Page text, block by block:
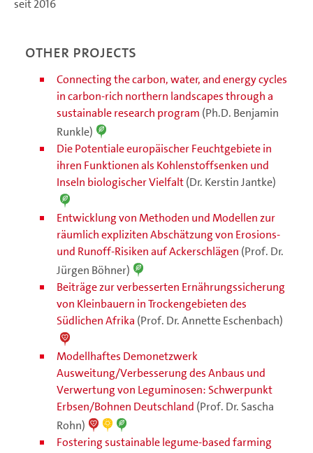
seit 2016
Other projects
Connecting the carbon, water, and energy cycles
in carbon-rich northern landscapes through a
sustainable research program (Ph.D. Benjamin
Runkle)
Die Potentiale europäischer Feuchtgebiete in
ihren Funktionen als Kohlenstoffsenken und
Inseln biologischer Vielfalt(Dr. Kerstin Jantke)
Entwicklung von Methoden und Modellen zur
räumlich expliziten Abschätzung von Erosions-
und Runoff-Risiken auf Ackerschlägen (Prof. Dr.
Jürgen Böhner)
Beiträge zur verbesserten Ernährungssicherung
von Kleinbauern in Trockengebieten des
Südlichen Afrika (Prof. Dr. Annette Eschenbach)
Modellhaftes Demonetzwerk
Ausweitung/Verbesserung des Anbaus und
Verwertung von Leguminosen: Schwerpunkt
Erbsen/Bohnen Deutschland (Prof. Dr. Sascha
Rohn)
Fostering sustainable legume-based farming